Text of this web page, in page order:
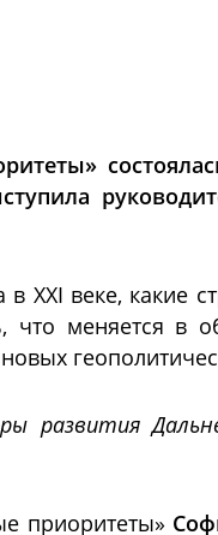
XXI веке,
меняется в
развития
приоритеты»